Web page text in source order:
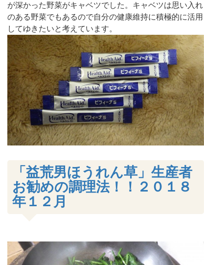
が深かった野菜がキャベツでした。キャベツは思い入れ
のある野菜でもあるので自分の健康維持に積極的に活用
してゆきたいと考えています。
「益荒男ほうれん草」生産者
お勧めの調理法！！２０１８
年１２月